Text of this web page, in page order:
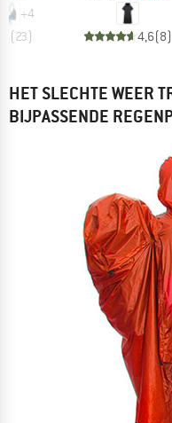
+4
(23) 4,6(8)
HET SLECHTE WEER
BIJPASSENDE